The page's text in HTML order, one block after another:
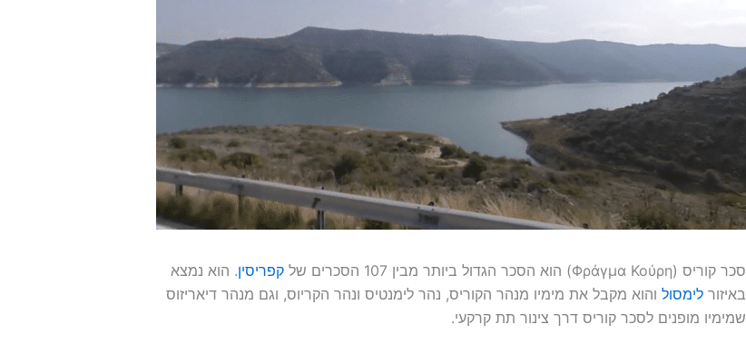
סכר קוריס (Φράγμα Κούρη) הוא הסכר הגדול ביותר מבין 107 הסכרים של קפריסין. הוא נמצא
באיזור לימסול והוא מקבל את מימיו מנהר הקוריס, נהר לימנטיס ונהר הקריוס, וגם מנהר דיאריזוס
שמימיו מופנים לסכר קוריס דרך צינור תת קרקעי.